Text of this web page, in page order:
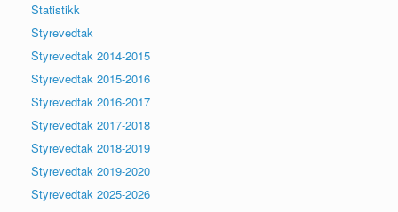
Statistikk
Styrevedtak
Styrevedtak 2014-2015
Styrevedtak 2015-2016
Styrevedtak 2016-2017
Styrevedtak 2017-2018
Styrevedtak 2018-2019
Styrevedtak 2019-2020
Styrevedtak 2025-2026